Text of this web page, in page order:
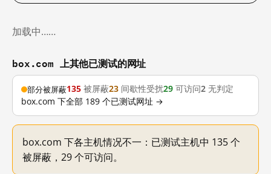
加载中……
box.com 上其他已测试的网址
部分被屏蔽135 被屏蔽23 间歇性受扰29 可访问2 无判定
box.com 下全部 189 个已测试网址 →
box.com 下各主机情况不一：已测试主机中 135 个
被屏蔽，29 个可访问。